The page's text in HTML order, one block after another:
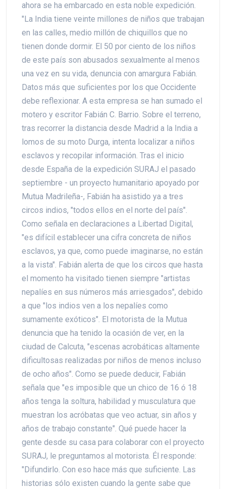
ahora se ha embarcado en esta noble expedición.
"La India tiene veinte millones de niños que trabajan
en las calles, medio millón de chiquillos que no
tienen donde dormir. El 50 por ciento de los niños
de este país son abusados sexualmente al menos
una vez en su vida, denuncia con amargura Fabián.
Datos más que suficientes por los que Occidente
debe reflexionar. A esta empresa se han sumado el
motero y escritor Fabián C. Barrio. Sobre el terreno,
tras recorrer la distancia desde Madrid a la India a
lomos de su moto Durga, intenta localizar a niños
esclavos y recopilar información. Tras el inicio
desde España de la expedición SURAJ el pasado
septiembre - un proyecto humanitario apoyado por
Mutua Madrileña-, Fabián ha asistido ya a tres
circos indios, "todos ellos en el norte del país".
Como señala en declaraciones a Libertad Digital,
"es difícil establecer una cifra concreta de niños
esclavos, ya que, como puede imaginarse, no están
a la vista". Fabián alerta de que los circos que hasta
el momento ha visitado tienen siempre "artistas
nepalíes en sus números más arriesgados", debido
a que "los indios ven a los nepalíes como
sumamente exóticos". El motorista de la Mutua
denuncia que ha tenido la ocasión de ver, en la
ciudad de Calcuta, "escenas acrobáticas altamente
dificultosas realizadas por niños de menos incluso
de ocho años". Como se puede deducir, Fabián
señala que "es imposible que un chico de 16 ó 18
años tenga la soltura, habilidad y musculatura que
muestran los acróbatas que veo actuar, sin años y
años de trabajo constante". Qué puede hacer la
gente desde su casa para colaborar con el proyecto
SURAJ, le preguntamos al motorista. Él responde:
"Difundirlo. Con eso hace más que suficiente. Las
historias sólo existen cuando la gente sabe que